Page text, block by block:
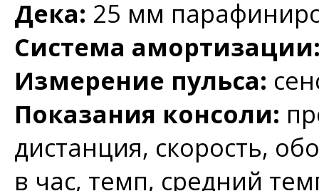
Дека: 25 мм
Система
Измерение пульса:
Показания консоли:
дистанция, скорость,
в час, темп, средний